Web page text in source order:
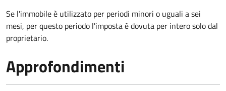
Se l'immobile è utilizzato per periodi minori o uguali a sei
mesi, per questo periodo l'imposta è dovuta per intero solo dal
proprietario.
Approfondimenti